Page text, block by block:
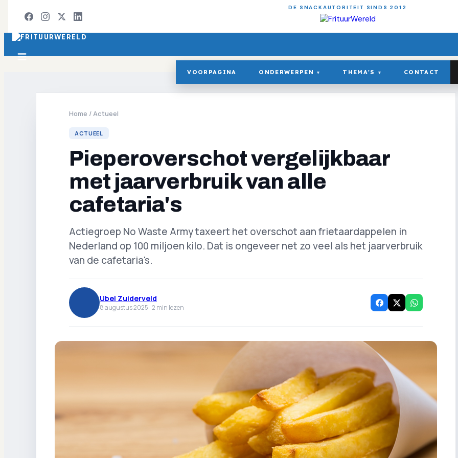
DE SNACKAUTORITEIT SINDS 2012
VOORPAGINA ONDERWERPEN ▾ THEMA'S ▾ CONTACT
Home /Actueel
ACTUEEL
Pieperoverschot vergelijkbaar
met jaarverbruik van alle
cafetaria's
Actiegroep No Waste Army taxeert het overschot aan frietaardappelen in
Nederland op 100 miljoen kilo. Dat is ongeveer net zo veel als het jaarverbruik
van de cafetaria's.
Ubel Zuiderveld
8 augustus 2025 ·2 min lezen